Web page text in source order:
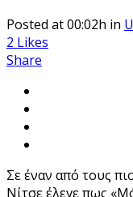
Posted at 00:02h in
2 Likes
Share
Σε έναν από τους
Νίτσε έλεγε πως